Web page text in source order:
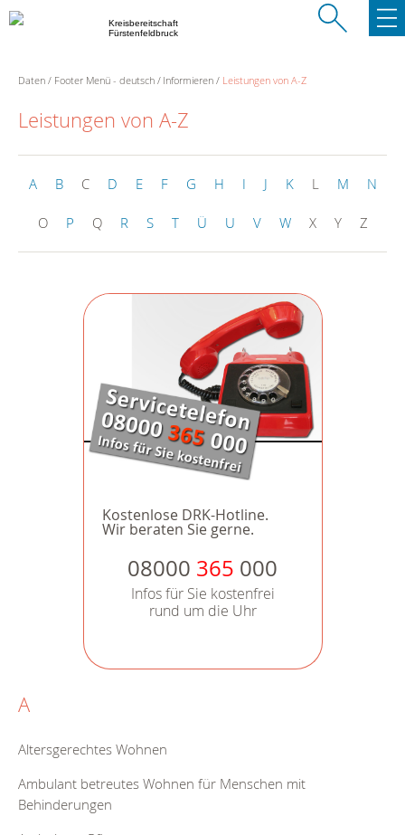
Kreisbereitschaft
Fürstenfeldbruck
Daten Footer Menü - deutsch Informieren Leistungen von A-Z
Leistungen von A-Z
A B C D E F G H I J K L M N
O P Q R S T Ü U V W X Y Z
Kostenlose DRK-Hotline.
Wir beraten Sie gerne.
08000 365 000
Infos für Sie kostenfrei
rund um die Uhr
A
Altersgerechtes Wohnen
Ambulant betreutes Wohnen für Menschen mit
Behinderungen